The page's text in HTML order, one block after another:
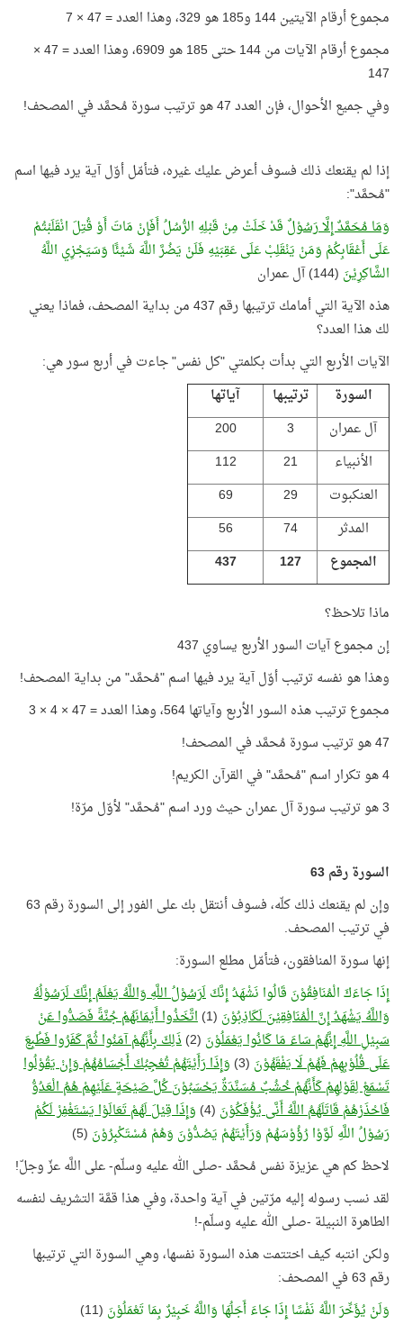
مجموع أرقام الآيتين 144 و185 هو 329، وهذا العدد = 47 × 7
مجموع أرقام الآيات من 144 حتى 185 هو 6909، وهذا العدد = 47 ×
147
وفي جميع الأحوال، فإن العدد 47 هو ترتيب سورة مُحمَّد في المصحف!
إذا لم يقنعك ذلك فسوف أعرض عليك غيره، فتأمّل أوّل آية يرد فيها اسم
"مُحمَّد":
وَمَا مُحَمَّدٌ إِلَّا رَسُوْلٌ قَدْ خَلَتْ مِنْ قَبْلِهِ الرُّسُلُ أَفَإِنْ مَاتَ أَوْ قُتِلَ انْقَلَبْتُمْ
عَلَى أَعْقَابِكُمْ وَمَنْ يَنْقَلِبْ عَلَى عَقِبَيْهِ فَلَنْ يَضُرَّ اللَّهَ شَيْئًا وَسَيَجْزِي اللَّهُ
الشَّاكِرِيْنَ (144) آل عمران
هذه الآية التي أمامك ترتيبها رقم 437 من بداية المصحف، فماذا يعني
لك هذا العدد؟
الآيات الأربع التي بدأت بكلمتي "كل نفس" جاءت في أربع سور هي:
السورة
ترتيبها
آياتها
آل عمران
3
200
الأنبياء
21
112
العنكبوت
29
69
المدثر
74
56
المجموع
127
437
ماذا تلاحظ؟
إن مجموع آيات السور الأربع يساوي 437
وهذا هو نفسه ترتيب أوّل آية يرد فيها اسم "مُحمَّد" من بداية المصحف!
مجموع ترتيب هذه السور الأربع وآياتها 564، وهذا العدد = 47 × 4 × 3
47 هو ترتيب سورة مُحمَّد في المصحف!
4 هو تكرار اسم "مُحمَّد" في القرآن الكريم!
3 هو ترتيب سورة آل عمران حيث ورد اسم "مُحمَّد" لأوّل مرّة!
السورة رقم 63
وإن لم يقنعك ذلك كلّه، فسوف أنتقل بك على الفور إلى السورة رقم 63
في ترتيب المصحف.
إنها سورة المنافقون، فتأمّل مطلع السورة:
إِذَا جَاءَكَ الْمُنَافِقُوْنَ قَالُوا نَشْهَدُ إِنَّكَلَرَسُوْلُ اللَّهِ وَاللَّهُ يَعْلَمُ إِنَّكَ لَرَسُوْلُهُ
وَاللَّهُ يَشْهَدُ إِنَّ الْمُنَافِقِيْنَ لَكَاذِبُوْنَ (1)
اتَّخَذُوا أَيْمَانَهُمْ جُنَّةً فَصَدُّوا عَنْ
سَبِيْلِ اللَّهِ إِنَّهُمْ سَاءَ مَا كَانُوا يَعْمَلُوْنَ (2)
ذَلِكَ بِأَنَّهُمْ آمَنُوا ثُمَّ كَفَرُوا فَطُبِعَ
عَلَى قُلُوْبِهِمْ فَهُمْ لَا يَفْقَهُوْنَ (3)
وَإِذَا رَأَيْتَهُمْ تُعْجِبُكَ أَجْسَامُهُمْ وَإِنْ يَقُوْلُوا
تَسْمَعْ لِقَوْلِهِمْ كَأَنَّهُمْ خُشُبٌ مُسَنَّدَةٌ يَحْسَبُوْنَ كُلَّ صَيْحَةٍ عَلَيْهِمْ هُمُ الْعَدُوُّ
فَاحْذَرْهُمْ قَاتَلَهُمُ اللَّهُ أَنَّى يُؤْفَكُوْنَ (4)
وَإِذَا قِيْلَ لَهُمْ تَعَالَوْا يَسْتَغْفِرْ لَكُمْ
رَسُوْلُ اللَّهِ لَوَّوْا رُؤُوْسَهُمْ وَرَأَيْتَهُمْ يَصُدُّوْنَ وَهُمْ مُسْتَكْبِرُوْنَ (5)
لاحظ كم هي عزيزة نفس مُحمَّد -صلى الله عليه وسلّم- على اللَّه عزّ وجلّ!
لقد نسب رسوله إليه مرّتين في آية واحدة، وفي هذا قمَّة التشريف لنفسه
الطاهرة النبيلة -صلى الله عليه وسلّم-!
ولكن انتبه كيف اختتمت هذه السورة نفسها، وهي السورة التي ترتيبها
رقم 63 في المصحف:
وَلَنْ يُؤَخِّرَ اللَّهُ نَفْسًا إِذَا جَاءَ أَجَلُهَا وَاللَّهُ خَبِيْرٌ بِمَا تَعْمَلُوْنَ (11)